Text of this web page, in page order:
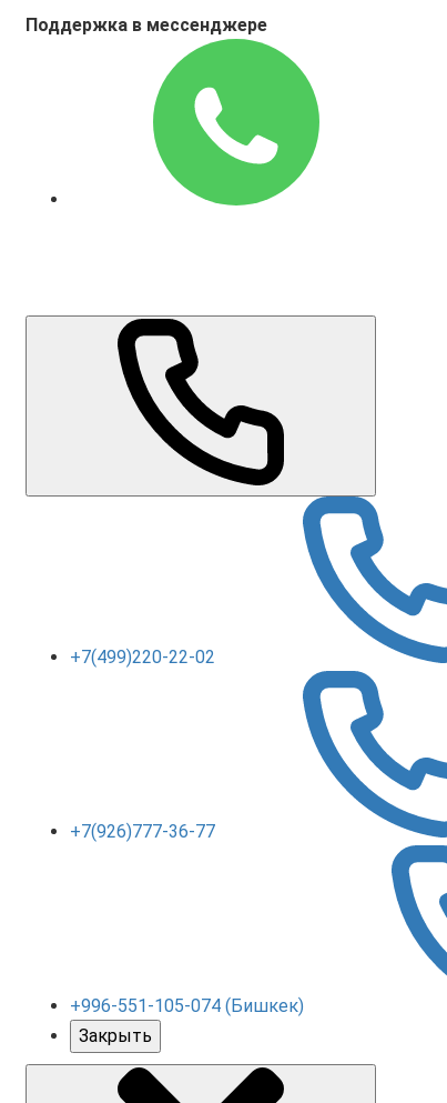
Поддержка в мессенджере
+7(499)220-22-02
+7(926)777-36-77
+996-551-105-074 (Бишкек)
Закрыть